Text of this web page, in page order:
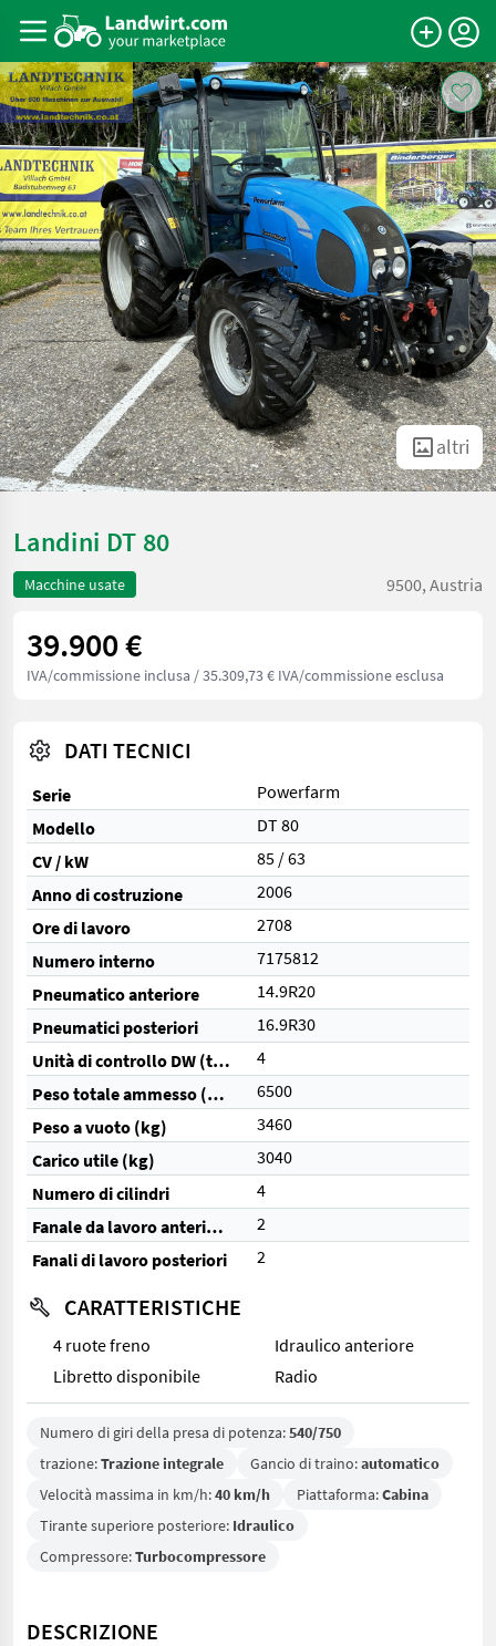
altri
Landini DT 80
Macchine usate 9500, Austria
39.900 €
IVA/commissione inclusa / 35.309,73 € IVA/commissione esclusa
DATI TECNICI
Serie
Powerfarm
Modello
DT 80
CV / kW
85 / 63
Anno di costruzione
2006
Ore di lavoro
2708
Numero interno
7175812
Pneumatico anteriore
14.9R20
Pneumatici posteriori
16.9R30
Unità di controllo DW (totale)
4
Peso totale ammesso (kg)
6500
Peso a vuoto (kg)
3460
Carico utile (kg)
3040
Numero di cilindri
4
Fanale da lavoro anteriore
2
Fanali di lavoro posteriori
2
CARATTERISTICHE
4 ruote freno
Idraulico anteriore
Libretto disponibile
Radio
Numero di giri della presa di potenza:540/750
trazione:Trazione integrale Gancio di traino:automatico
Velocità massima in km/h:40 km/h Piattaforma:Cabina
Tirante superiore posteriore: Idraulico
Compressore:Turbocompressore
DESCRIZIONE